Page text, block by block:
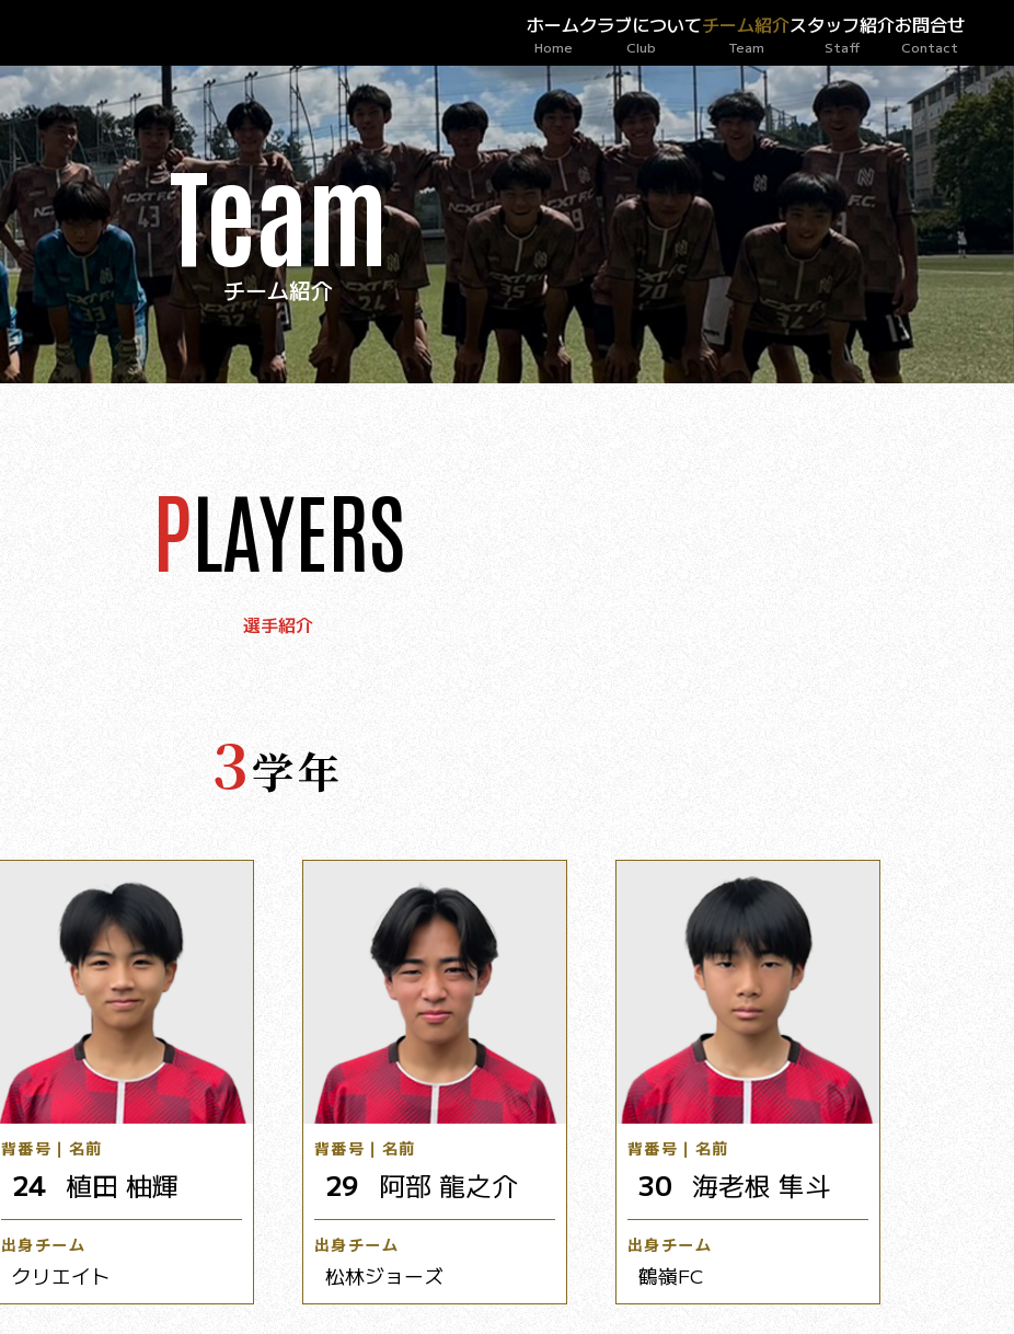
ホーム
Home
クラブについて
Club
チーム紹介
Team
スタッフ紹介
Staff
お問合せ
Contact
Team
チーム紹介
PLAYERS
選手紹介
3学年
背番号｜名前
24 植田 柚輝
出身チーム
クリエイト
背番号｜名前
29 阿部 龍之介
出身チーム
松林ジョーズ
背番号｜名前
30 海老根 隼斗
出身チーム
鶴嶺FC